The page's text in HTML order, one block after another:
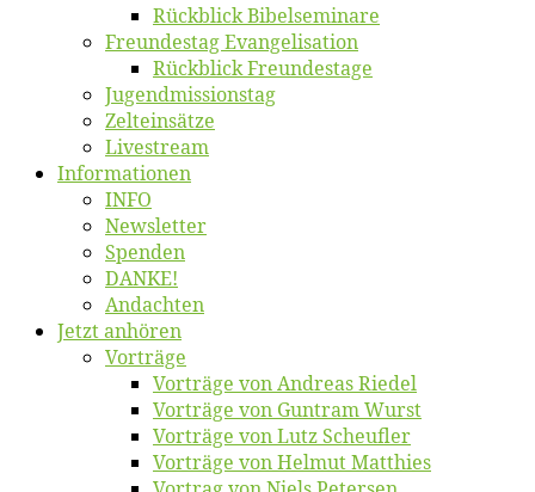
Rück­blick Bibelseminare
Freun­des­tag Evangelisation
Rück­blick Freundestage
Jugend­mis­sions­tag
Zelt­ein­sät­ze
Live­stream
Informatio­nen
INFO
News­let­ter
Spen­den
DANKE!
An­dach­ten
Jetzt an­hö­ren
Vor­trä­ge
Vor­trä­ge von An­dre­as Riedel
Vor­trä­ge von Gun­tram Wurst
Vor­trä­ge von Lutz Scheufler
Vor­trä­ge von Hel­mut Matthies